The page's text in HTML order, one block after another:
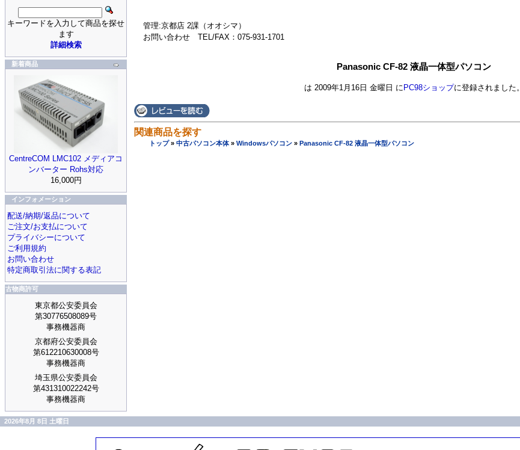
管理:京都店 2課（オオシマ）
お問い合わせ TEL/FAX：075-931-1701
Panasonic CF-82 液晶一体型パソコン
は 2009年1月16日 金曜日 に PC98ショップに登録されました。
関連商品を探す
トップ» 中古パソコン本体 » Windowsパソコン » Panasonic CF-82 液晶一体型パソコン
キーワードを入力して商品を探せ
ます
詳細検索
新着商品
CentreCOM LMC102 メディアコ
ンバーター Rohs対応
16,000円
インフォメーション
配送/納期/返品について
ご注文/お支払について
プライバシーについて
ご利用規約
お問い合わせ
特定商取引法に関する表記
古物商許可
東京都公安委員会
第30776508089号
事務機器商
京都府公安委員会
第612210630008号
事務機器商
埼玉県公安委員会
第431310022242号
事務機器商
2026年8月 8日 土曜日